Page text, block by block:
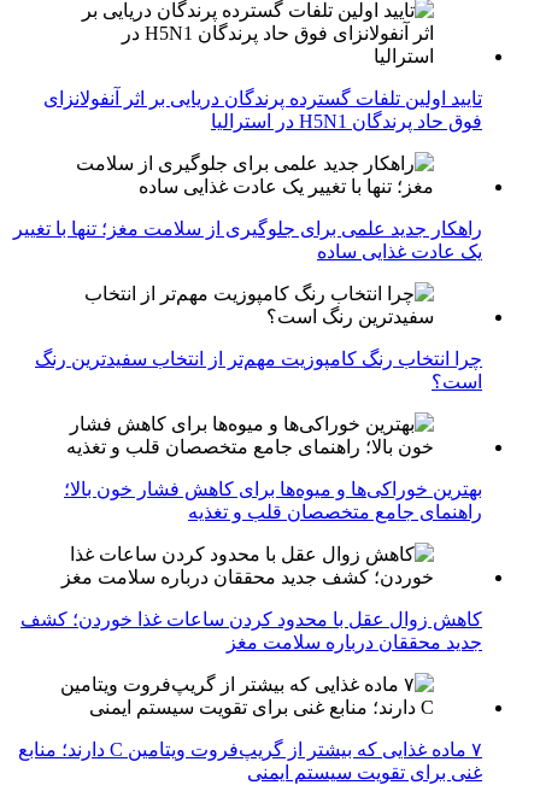
تایید اولین تلفات گسترده پرندگان دریایی بر اثر آنفولانزای
فوق حاد پرندگان H5N1 در استرالیا
راهکار جدید علمی برای جلوگیری از سلامت مغز؛ تنها با تغییر
یک عادت غذایی ساده
چرا انتخاب رنگ کامپوزیت مهم‌تر از انتخاب سفیدترین رنگ
است؟
بهترین خوراکی‌ها و میوه‌ها برای کاهش فشار خون بالا؛
راهنمای جامع متخصصان قلب و تغذیه
کاهش زوال عقل با محدود کردن ساعات غذا خوردن؛ کشف
جدید محققان درباره سلامت مغز
۷ ماده غذایی که بیشتر از گریپ‌فروت ویتامین C دارند؛ منابع
غنی برای تقویت سیستم ایمنی